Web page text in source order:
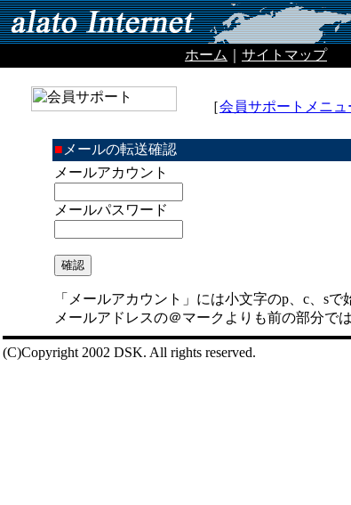
ホーム サイトマップ
［会員サポートメニュ
■ メールの転送確認
メールアカウント
メールパスワード
「メールアカウント」には小文字のp、c、s
メールアドレスの＠マークよりも前の部分で
(C)Copyright 2002 DSK. All rights reserved.